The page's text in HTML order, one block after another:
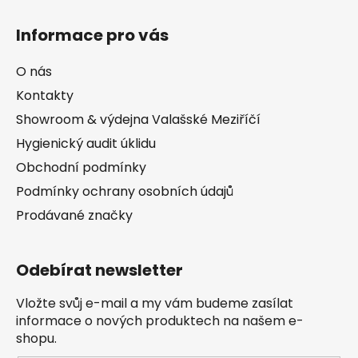
Informace pro vás
O nás
Kontakty
Showroom & výdejna Valašské Meziříčí
Hygienický audit úklidu
Obchodní podmínky
Podmínky ochrany osobních údajů
Prodávané značky
Odebírat newsletter
Vložte svůj e-mail a my vám budeme zasílat
informace o nových produktech na našem e-
shopu.